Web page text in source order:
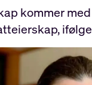
kommer